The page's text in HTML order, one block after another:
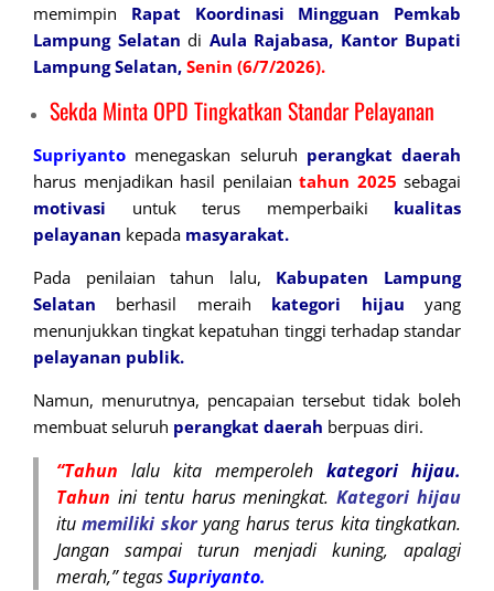
memimpin Rapat Koordinasi Mingguan Pemkab
Lampung Selatan di Aula Rajabasa, Kantor Bupati
Lampung Selatan, Senin (6/7/2026).
Sekda Minta OPD Tingkatkan Standar Pelayanan
Supriyanto menegaskan seluruh perangkat daerah
harus menjadikan hasil penilaian tahun 2025 sebagai
motivasi untuk terus memperbaiki kualitas
pelayanan kepada masyarakat.
Pada penilaian tahun lalu, Kabupaten Lampung
Selatan berhasil meraih kategori hijau yang
menunjukkan tingkat kepatuhan tinggi terhadap standar
pelayanan publik.
Namun, menurutnya, pencapaian tersebut tidak boleh
membuat seluruh perangkat daerah berpuas diri.
“Tahun lalu kita memperoleh kategori hijau.
Tahun ini tentu harus meningkat.Kategori hijau
itumemiliki skor yang harus terus kitatingkatkan.
Jangan sampai turun menjadi kuning, apalagi
merah,” tegasSupriyanto.